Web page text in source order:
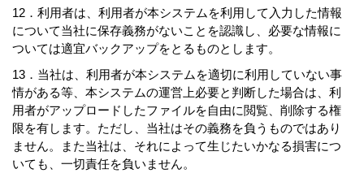
12．利用者は、利用者が本システムを利用して入力した情報
について当社に保存義務がないことを認識し、必要な情報に
ついては適宜バックアップをとるものとします。
13．当社は、利用者が本システムを適切に利用していない事
情がある等、本システムの運営上必要と判断した場合は、利
用者がアップロードしたファイルを自由に閲覧、削除する権
限を有します。ただし、当社はその義務を負うものではあり
ません。また当社は、それによって生じたいかなる損害につ
いても、一切責任を負いません。